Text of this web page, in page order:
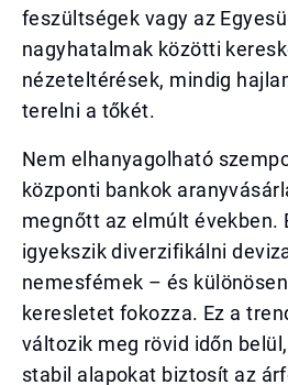
feszültségek vagy az
nagyhatalmak közötti
nézeteltérések, mindig
terelni a tőkét.
Nem elhanyagolható
központi bankok
megnőtt az elmúlt években.
igyekszik diverzifikálni
nemesfémek – és
keresletet fokozza. Ez a
változik meg rövid időn
stabil alapokat biztosít az